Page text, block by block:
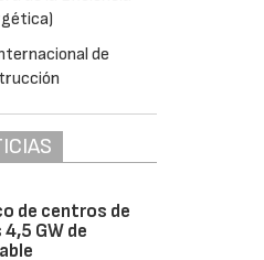
de centros de
GW de